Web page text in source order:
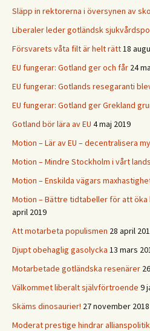
Släpp in rektorerna i översynen av
Liberaler leder gotländsk
Försvarets våta filt är helt rätt18
EU fungerar: Gotland ger och får 24
EU fungerar: Gotlands resegaranti
EU fungerar: Gotland ger Grekland
Gotland bör lära av EU 4 maj 2019
Motion – Lär av EU – decentralisera
Motion – Mindre Stockholm i vårt
Motion – Enskilda vägars
Motion – Bättre tidtabeller för att
april 2019
Att motarbeta populismen 28 april
Djupt obehaglig gasolycka 13 mars
Motarbetade gotländska resenärer
Välkommet liberalt självförtroende 9
Skäms dinosaurier! 27 november 2018
Moderat prestige hindrar allianspolitik